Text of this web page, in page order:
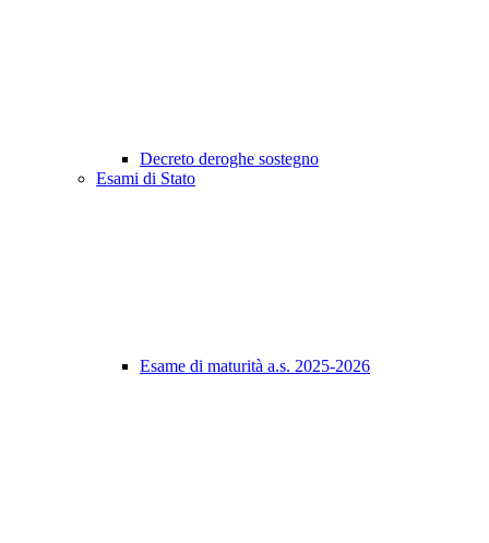
Decreto deroghe sostegno
Esami di Stato
Esame di maturità a.s. 2025-2026